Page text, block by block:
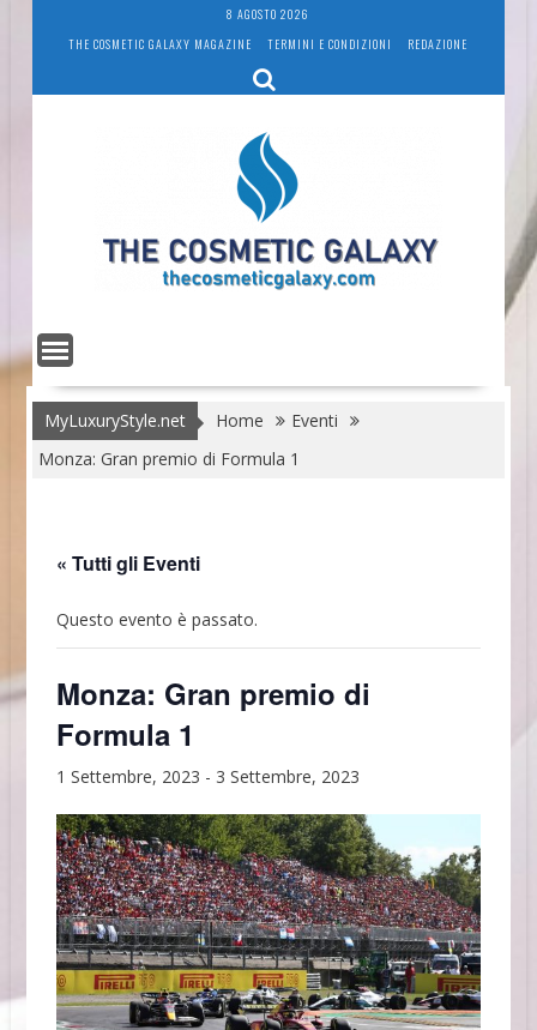
8 AGOSTO 2026
THE COSMETIC GALAXY MAGAZINE
TERMINI E CONDIZIONI REDAZIONE
MyLuxuryStyle.net Home
Eventi
Monza: Gran premio di Formula 1
« Tutti gli Eventi
Questo evento è passato.
Monza: Gran premio di
Formula 1
1 Settembre, 2023 - 3 Settembre, 2023